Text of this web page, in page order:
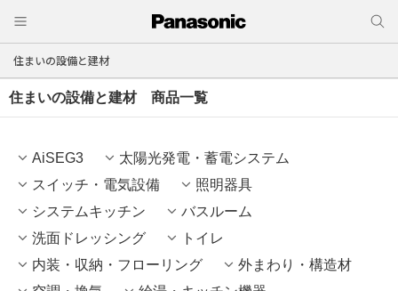
住まいの設備と建材
住まいの設備と建材 商品一覧
AiSEG3
太陽光発電・蓄電システム
スイッチ・電気設備
照明器具
システムキッチン
バスルーム
洗面ドレッシング
トイレ
内装・収納・フローリング
外まわり・構造材